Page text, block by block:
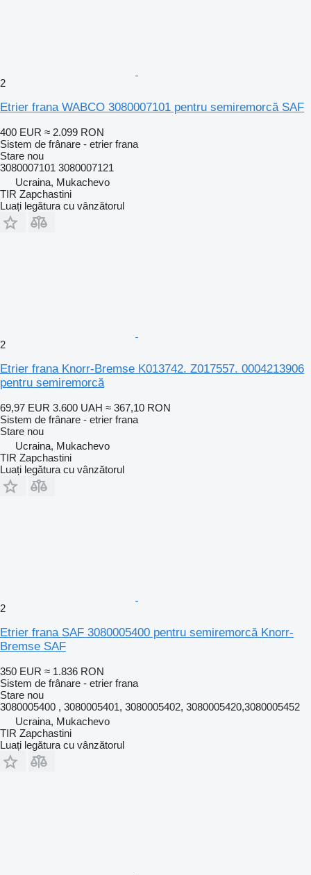
2
Etrier frana WABCO 3080007101 pentru semiremorcă SAF
400 EUR ≈ 2.099 RON
Sistem de frânare - etrier frana
Stare nou
3080007101 3080007121
Ucraina, Mukachevo
TIR Zapchastini
Luați legătura cu vânzătorul
2
Etrier frana Knorr-Bremse K013742. Z017557. 0004213906
pentru semiremorcă
69,97 EUR 3.600 UAH ≈ 367,10 RON
Sistem de frânare - etrier frana
Stare nou
Ucraina, Mukachevo
TIR Zapchastini
Luați legătura cu vânzătorul
2
Etrier frana SAF 3080005400 pentru semiremorcă Knorr-
Bremse SAF
350 EUR ≈ 1.836 RON
Sistem de frânare - etrier frana
Stare nou
3080005400 , 3080005401, 3080005402, 3080005420,3080005452
Ucraina, Mukachevo
TIR Zapchastini
Luați legătura cu vânzătorul